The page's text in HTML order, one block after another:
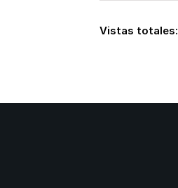
Vistas totales: